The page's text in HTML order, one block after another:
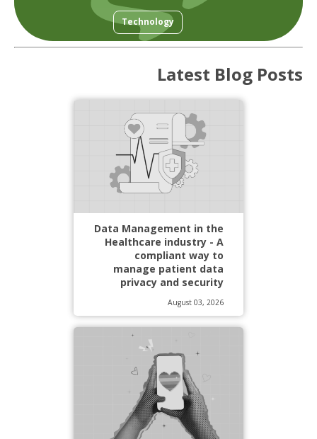
Technology
Latest Blog Posts
Data Management in the
Healthcare industry - A
compliant way to
manage patient data
privacy and security
August 03, 2026